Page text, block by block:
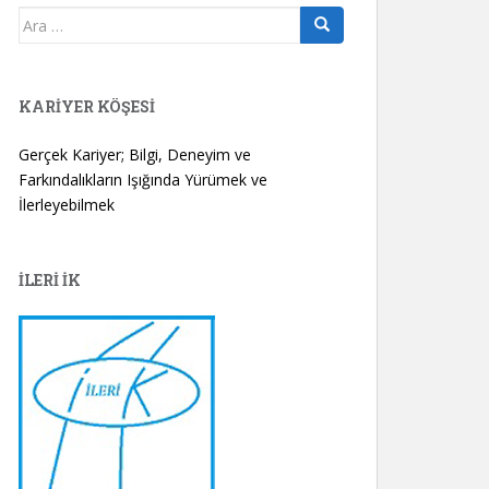
Arama
KARIYER KÖŞESI
Gerçek Kariyer; Bilgi, Deneyim ve
Farkındalıkların Işığında Yürümek ve
İlerleyebilmek
İLERİ İK